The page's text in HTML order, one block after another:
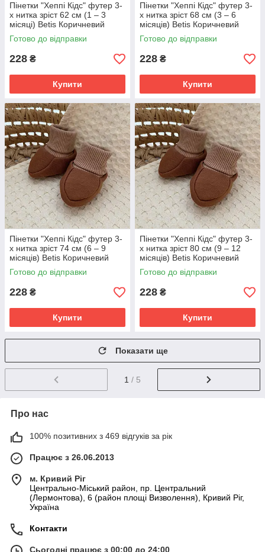
Пінетки "Хеппі Кідс" футер 3-
х нитка зріст 62 см (1 – 3
місяці) Betis Коричневий
Готово до відправки
228 ₴
Купити
Пінетки "Хеппі Кідс" футер 3-
х нитка зріст 68 см (3 – 6
місяців) Betis Коричневий
Готово до відправки
228 ₴
Купити
Пінетки "Хеппі Кідс" футер 3-
х нитка зріст 74 см (6 – 9
місяців) Betis Коричневий
Готово до відправки
228 ₴
Купити
Пінетки "Хеппі Кідс" футер 3-
х нитка зріст 80 см (9 – 12
місяців) Betis Коричневий
Готово до відправки
228 ₴
Купити
Показати ще
1 / 5
Про нас
100% позитивних з 469 відгуків за рік
Працює з 26.06.2013
м. Кривий Ріг
Центрально-Міський район, пр. Центральний
(Лермонтова), 6 (район площі Визволення), Кривий Ріг,
Україна
Контакти
Сьогодні працює з 00:00 до 24:00